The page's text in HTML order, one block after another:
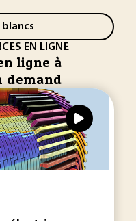
blancs
EN LIGNE
ligne à
demand